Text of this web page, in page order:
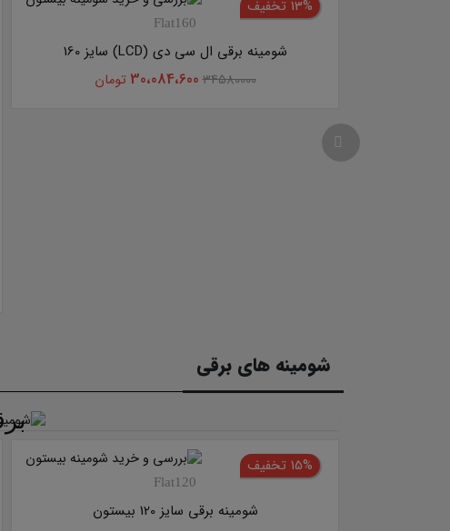
13% تخفیف
Flat160
شومینه برقی ال سی دی (LCD) سایز 160
3458000030،084،600 تومان
شومینه های برقی
15% تخفیف
Flat120
شومینه برقی سایز 120 بیستون